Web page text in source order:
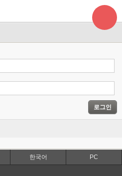
로그인
한국어 PC